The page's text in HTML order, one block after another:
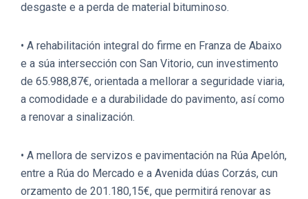
desgaste e a perda de material bituminoso.
• A rehabilitación integral do firme en Franza de Abaixo
e a súa intersección con San Vitorio, cun investimento
de 65.988,87€, orientada a mellorar a seguridade viaria,
a comodidade e a durabilidade do pavimento, así como
a renovar a sinalización.
• A mellora de servizos e pavimentación na Rúa Apelón,
entre a Rúa do Mercado e a Avenida dúas Corzás, cun
orzamento de 201.180,15€, que permitirá renovar as